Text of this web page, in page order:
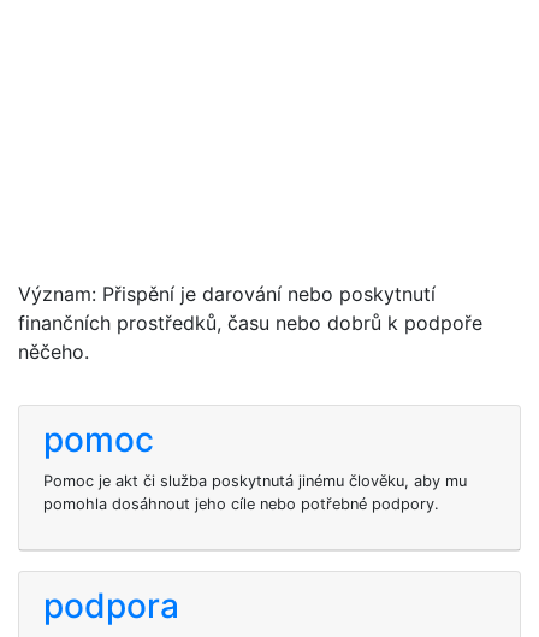
Význam: Přispění je darování nebo poskytnutí
finančních prostředků, času nebo dobrů k podpoře
něčeho.
pomoc
Pomoc je akt či služba poskytnutá jinému člověku, aby mu
pomohla dosáhnout jeho cíle nebo potřebné podpory.
podpora